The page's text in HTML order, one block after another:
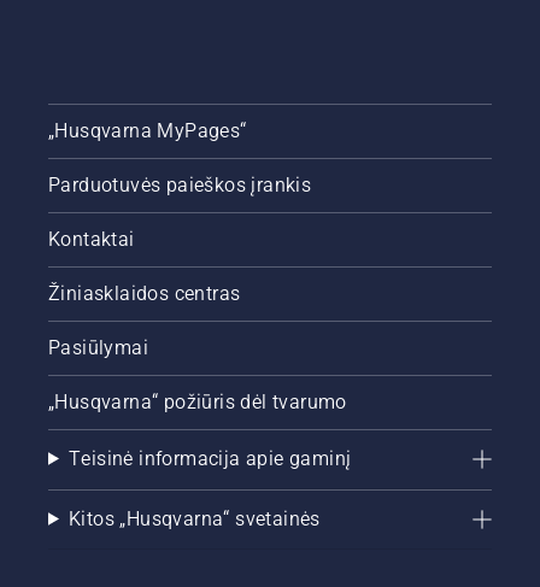
„Husqvarna MyPages“
Parduotuvės paieškos įrankis
Kontaktai
Žiniasklaidos centras
Pasiūlymai
„Husqvarna“ požiūris dėl tvarumo
Teisinė informacija apie gaminį
Kitos „Husqvarna“ svetainės